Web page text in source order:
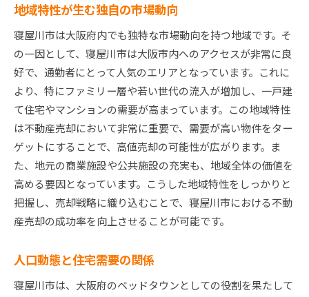
寝屋川市の需要を見極める不動産売却の戦略的アプ
ローチ
需要分析で売却計画を立案
買い手プロファイルの構築
地域特性を考慮した価格設定
効果的なマーケティング手法
差別化を図るための工夫
フィードバックを活用した売却戦略
プロが解説寝屋川市で高値売却を実現する具体的ス
テップ
初期準備と市場調査のポイント
魅力的な物件プレゼンテーション
契約交渉のコツと注意点
地域特性が生む独自の市場動向
寝屋川市は大阪府内でも独特な市場動向を持つ地域です。そ
の一因として、寝屋川市は大阪市内へのアクセスが非常に良
好で、通勤者にとって人気のエリアとなっています。これに
より、特にファミリー層や若い世代の流入が増加し、一戸建
て住宅やマンションの需要が高まっています。この地域特性
は不動産売却において非常に重要で、需要が高い物件をター
ゲットにすることで、高値売却の可能性が広がります。ま
た、地元の商業施設や公共施設の充実も、地域全体の価値を
高める要因となっています。こうした地域特性をしっかりと
把握し、売却戦略に織り込むことで、寝屋川市における不動
産売却の成功率を向上させることが可能です。
人口動態と住宅需要の関係
寝屋川市は、大阪府のベッドタウンとしての役割を果たして